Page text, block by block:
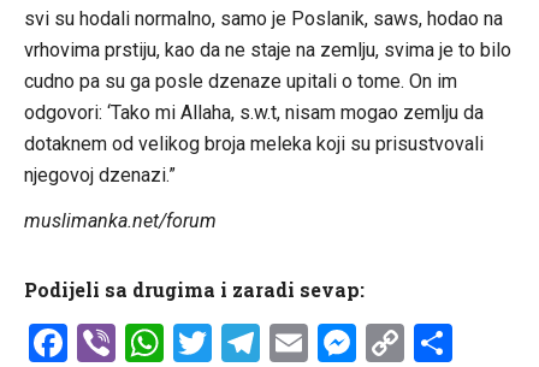
svi su hodali normalno, samo je Poslanik, saws, hodao na
vrhovima prstiju, kao da ne staje na zemlju, svima je to bilo
cudno pa su ga posle dzenaze upitali o tome. On im
odgovori: ‘Tako mi Allaha, s.w.t, nisam mogao zemlju da
dotaknem od velikog broja meleka koji su prisustvovali
njegovoj dzenazi.”
muslimanka.net/forum
Podijeli sa drugima i zaradi sevap:
Facebook
ViberWhatsApp
Twitter
Telegram
EmailCopy